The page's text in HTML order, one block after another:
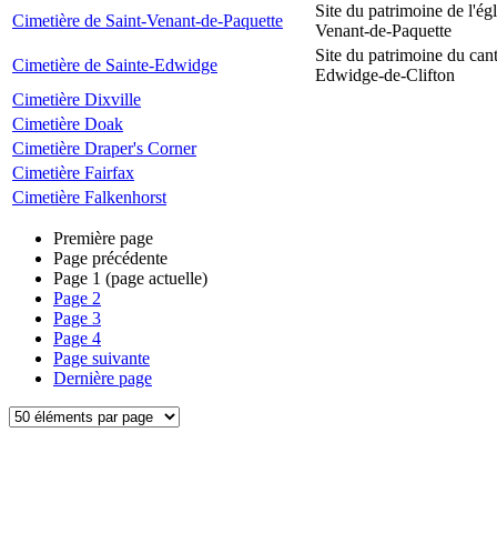
Cimetière de Saint-Venant-de-Paquette
Site du patrimoine de
Venant-de-Paquette
Cimetière de Sainte-Edwidge
Site du patrimoine du
Edwidge-de-Clifton
Cimetière Dixville
Cimetière Doak
Cimetière Draper's Corner
Cimetière Fairfax
Cimetière Falkenhorst
Première page
Page précédente
Page 1 (page actuelle)
Page 2
Page 3
Page 4
Page suivante
Dernière page